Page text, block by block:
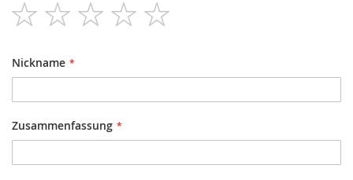
1
star
2
stars
3
stars
4
stars
Nickname
Zusammenfassung